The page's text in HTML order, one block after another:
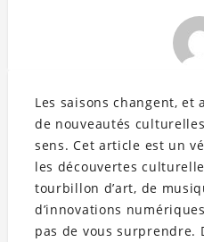
Les saisons changent, et
de nouveautés
sens. Cet article est un
les découvertes
tourbillon d’art, de
d’innovations
pas de vous surprendre.